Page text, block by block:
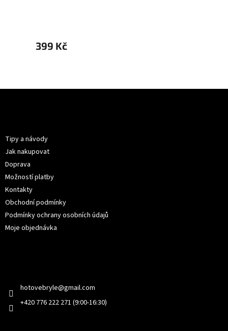
399 Kč
Tipy a návody
Jak nakupovat
Doprava
Možností platby
Kontakty
Obchodní podmínky
Podmínky ochrany osobních údajů
Moje objednávka
hotovebryle@gmail.com
+420 776 222 271 (9:00-16:30)